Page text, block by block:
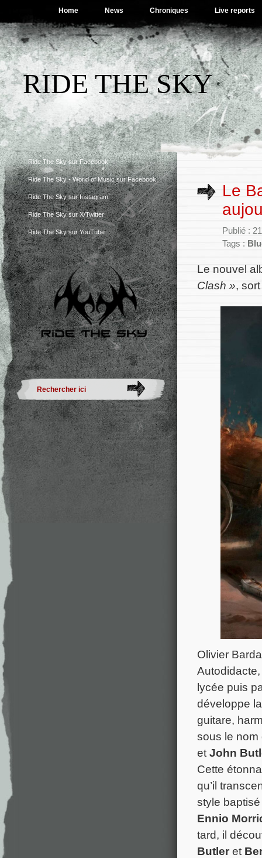
Home News Chroniques Live reports
RIDE THE SKY
Ride The Sky sur Facebook
Ride The Sky - World of Music sur Facebook
Ride The Sky sur Instagram
Ride The Sky sur X/Twitter
Ride The Sky sur YouTube
Le
Publié :
Tags :
Le nouvel
Clash »,
Olivier
lycée puis
développe
guitare,
sous le
et John
Cette
qu’il
style
Ennio
tard, il
Butler et